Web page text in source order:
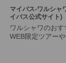
マイバス-ワルシャ
イバス公式サイト)
ワルシャワのお
WEB限定ツアー